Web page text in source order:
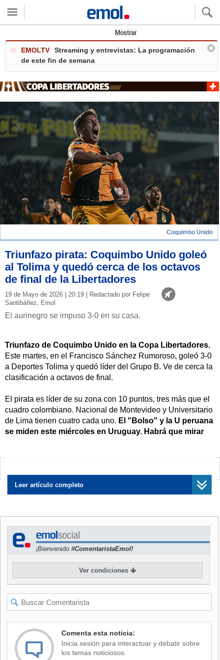
Mostrar
EMOLTV
Streaming y entrevistas: La programación
de este fin de semana
Coquimbo Unido
Triunfazo pirata: Coquimbo Unido goleó
al Tolima y quedó cerca de los octavos
de final de la Libertadores
19 de Mayo de 2026 | 20:19 | Redactado por Felipe
Santibáñez, Emol
El aurinegro se impuso 3-0 en su casa.
Triunfazo de Coquimbo Unido en la Copa Libertadores.
Este martes, en el Francisco Sánchez Rumoroso, goleó 3-0
a Deportes Tolima y quedó líder del Grupo B. Ve de cerca la
clasificación a octavos de final.
El pirata es líder de su zona con 10 puntos, tres más que el
cuadro colombiano. Nacional de Montevideo y Universitario
de Lima tienen cuatro cada uno. El "Bolso" y la U peruana
se miden este miércoles en Uruguay. Habrá que mirar
paso a la siguiente fase. Si gana Universitario, el
aurinegro también avanzará, puesto que eso eliminaría
a Nacional y dejaría el siguiente escenario: Universitario
de ellos.
Si gana Nacional, en tanto, todo se definirá en la última
RELACIONADA
Revive la gran victoria de
Coquimbo Unido frente a
Leer artículo completo
¡Bienvenido #ComentaristaEmol!
Ver condiciones
Comenta esta noticia:
Inicia sesión para interactuar y debatir sobre
los temas noticiosos.